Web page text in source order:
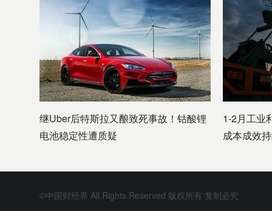
继Uber后特斯拉又酿致死事故！钴酸锂
电池稳定性遭质疑
1-2月工业
成本成效
©中国财经界 All Rights Reserved 版权所有 复制必究